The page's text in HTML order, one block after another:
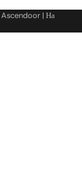
Ascendoor | На